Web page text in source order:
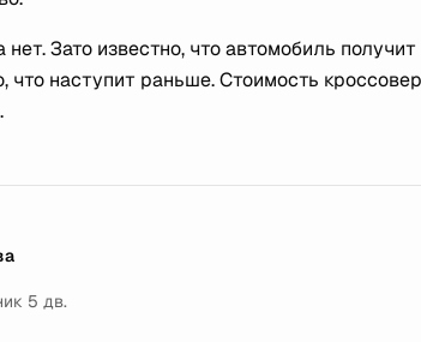
Зато известно, что автомобиль получит
наступит раньше. Стоимость
5 дв.